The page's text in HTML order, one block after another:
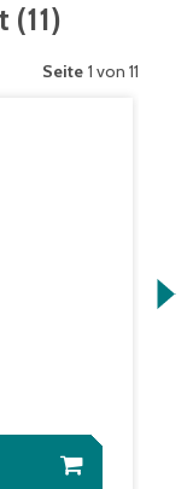
(11)
Seite 1 von 11